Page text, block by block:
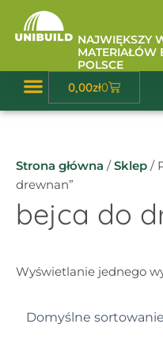
Przejdź
NAJWIĘKSZY
MATERIAŁÓW
POLSCE
0,00zł0
Wózek
Strona główna /Sklep /
drewnan”
bejca do
Wyświetlanie jednego